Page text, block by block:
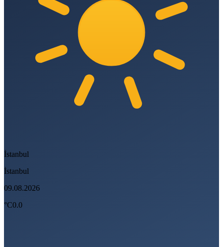
İstanbul
İstanbul
09.08.2026
°C0.0